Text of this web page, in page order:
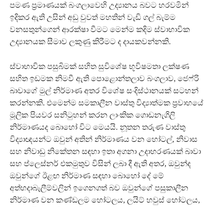
පමණ ප‍්‍රමාණයක් බංගලාවෙහි උද්‍යානය බවට හරවමින්
ඉදිකර ඇති උසින් අඩු වුවත් මහතින් වැඩි ගල් බැම්ම
වනසතුන්ගෙන් ආරක්ෂා වීමට මෙන්ම කදිම ස්වාභාවික
උද්‍යානයක සීමාව ලකුණු කිරීමට ද දායකවන්නකි.
ස්වාභාවික පසුබිමක් සහිත සුවිශේෂ භූවිෂමතා ලක්ෂණ
සහිත ඉඩමක නිමවී ඇති පොළොන්තලාව බංගලාව, ජෙෆ්රි
බාවාගේ මුල් නිර්මාණ අතර විශේෂ සංදිස්ථානයක් සටහන්
කරන්නකි. එමෙන්ම සමකාලීන වාස්තු විද්‍යාත්මක ප‍්‍රවාහයේ
මූලික පියවර සනිටුහන් කරන ලාංකික ගොඩනැගිලි
නිර්මාණයද බොහෝ විට මෙයයි. නූතන තරුණ වාස්තු
විද්‍යාඥයන්ට ඔවුන් අතින් නිර්මාණය වන හෝටල්, නිවාස
සහ නිවාඩු නිකේතන සඳහා ඉතා අගනා උදාහරණයක් බාවා
සහ ප්ලෙස්නර් එකමුතුව විසින් ලබා දී ඇති අතර, ඔවුන්ද
ඔවුන්ගේ ඊළඟ නිර්මාණ සඳහා බොහෝ දේ මේ
අත්හදාබැලීම්වලින් ඉගෙනගත් බව ඔවුන්ගේ පසුකාලීන
නිර්මාණ වන කණ්ඩලම හෝටලය, ලයිට් හවුස් හෝටලය,